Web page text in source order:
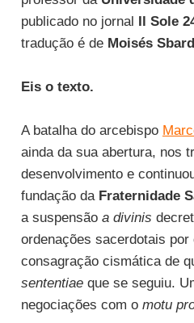
publicado no jornal Il Sole
tradução é de Moisés
Eis o texto.
A batalha do arcebispo
ainda da sua abertura, nos
desenvolvimento e
fundação da Fraternidade
a suspensão a divinis
ordenações sacerdotais
consagração cismática de
sententiaeque se seguiu.
negociações com o motu